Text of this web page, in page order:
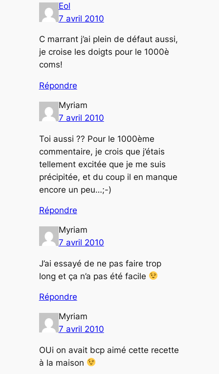
Eol
7 avril 2010
C marrant j’ai plein de défaut aussi,
je croise les doigts pour le 1000è
coms!
Répondre
Myriam
7 avril 2010
Toi aussi ?? Pour le 1000ème
commentaire, je crois que j’étais
tellement excitée que je me suis
précipitée, et du coup il en manque
encore un peu…;-)
Répondre
Myriam
7 avril 2010
J’ai essayé de ne pas faire trop
long et ça n’a pas été facile
Répondre
Myriam
7 avril 2010
OUi on avait bcp aimé cette recette
à la maison